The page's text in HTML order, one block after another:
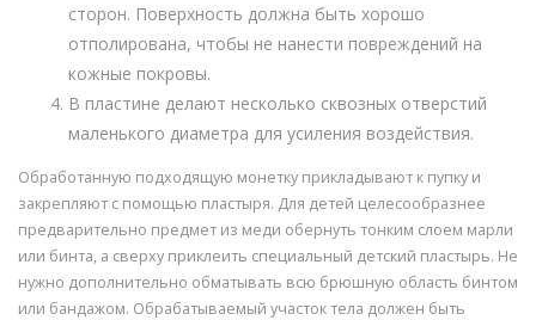
сторон. Поверхность должна быть хорошо
отполирована, чтобы не нанести повреждений на
кожные покровы.
В пластине делают несколько сквозных отверстий
маленького диаметра для усиления воздействия.
Обработанную подходящую монетку прикладывают к пупку и
закрепляют с помощью пластыря. Для детей целесообразнее
предварительно предмет из меди обернуть тонким слоем марли
или бинта, а сверху приклеить специальный детский пластырь. Не
нужно дополнительно обматывать всю брюшную область бинтом
или бандажом. Обрабатываемый участок тела должен быть